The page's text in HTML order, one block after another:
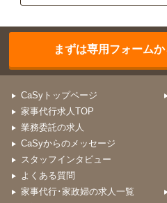
まずは専用フォーム
CaSyトップページ
家事代行求人TOP
業務委託の求人
CaSyからのメッセージ
スタッフインタビュー
よくある質問
家事代行･家政婦の求人一覧